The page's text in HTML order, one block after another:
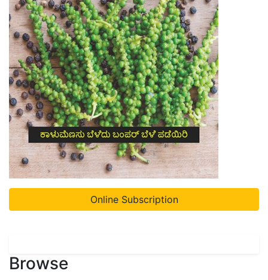
Online Subscription
Browse